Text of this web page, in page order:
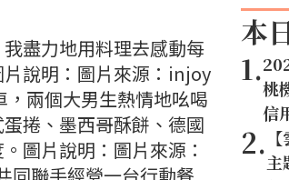
盡力地用料理去感動每
說明：圖片來源：injoy
兩個大男生熱情地吆喝
捲、墨西哥酥餅、德國
圖片說明：圖片來源：
本
1.桃
信
2.主